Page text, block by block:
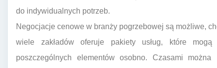
do indywidualnych potrzeb.
Negocjacje cenowe w branży pogrzebowej są możliwe,
wiele zakładów oferuje pakiety usług, które
poszczególnych elementów osobno. Czasami